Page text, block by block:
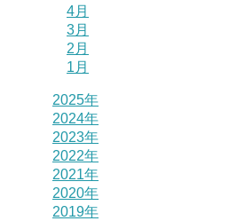
4月
3月
2月
1月
2025年
2024年
2023年
2022年
2021年
2020年
2019年